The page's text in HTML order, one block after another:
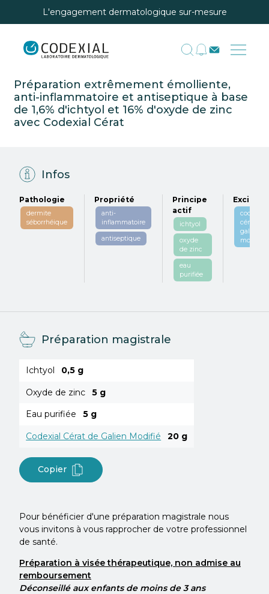
L'engagement dermatologique sur-mesure
Préparation extrêmement émolliente,
anti-inflammatoire et antiseptique à base
de 1,6% d'ichtyol et 16% d'oxyde de zinc
avec Codexial Cérat
Infos
Pathologie
dermite
séborrhéique
Propriété
anti-
inflammatoire
antiseptique
Principe
actif
ichtyol
oxyde
de zinc
eau
purifiée
codexial
cérat de
galien
modifié
Préparation magistrale
Ichtyol 0,5 g
Oxyde de zinc 5 g
Eau purifiée 5 g
Codexial Cérat de Galien Modifié 20 g
Copier
Pour bénéficier d'une préparation magistrale nous
vous invitons à vous rapprocher de votre professionnel
de santé.
Préparation à visée thérapeutique, non admise au
remboursement
Déconseillé aux enfants de moins de 3 ans